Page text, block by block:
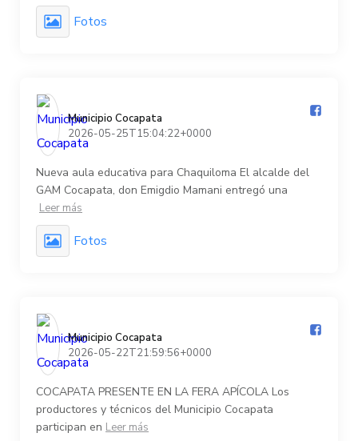
Fotos
Municipio Cocapata️
2026-05-25T15:04:22+0000
Nueva aula educativa para Chaquiloma El alcalde del
GAM Cocapata, don Emigdio Mamani entregó una
Leer más
Fotos
Municipio Cocapata️
2026-05-22T21:59:56+0000
COCAPATA PRESENTE EN LA FERA APÍCOLA Los
productores y técnicos del Municipio Cocapata
participan en Leer más